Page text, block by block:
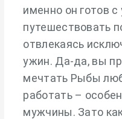
именно он готов
путешествовать
отвлекаясь
ужин. Да-да, вы
мечтать Рыбы
работать –
мужчины. Зато